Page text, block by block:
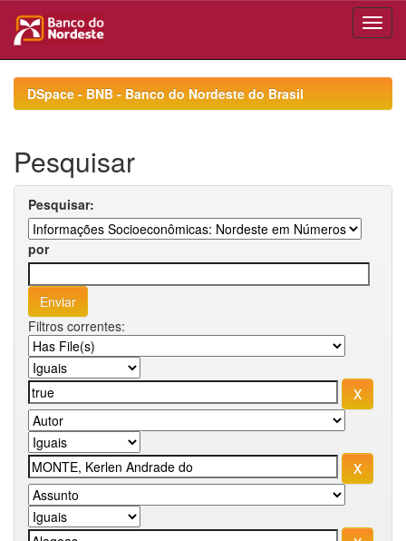
navigationDSpace - BNB - Banco do Nordeste do Brasil
Pesquisar
Pesquisar:
por
Filtros correntes: